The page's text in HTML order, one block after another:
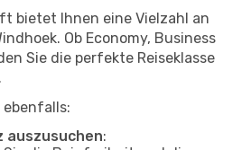
bietet Ihnen eine Vielzahl an
Ob Economy, Business
Sie die perfekte Reiseklasse
ebenfalls:
auszusuchen: